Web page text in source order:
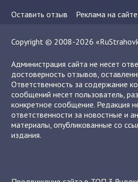
Оставить отзыв
Реклама на сайте
Copyright © 2008-2026
Администрация сайта не несет
достоверность отзывов,
Ответственность за содержание
сообщений несет пользователь,
конкретное сообщение. Редакция
ответственности за новостные и
материалы, опубликованные со
издания.